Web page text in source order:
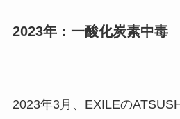
2023年：一酸化炭素中毒
2023年3月、EXILEの